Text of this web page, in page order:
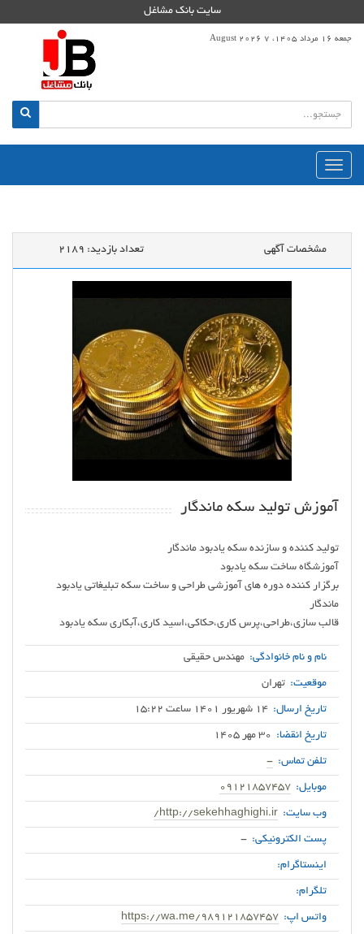
سایت بانک مشاغل
جمعه 16 مرداد 1405، 7 August 2026
منوی
اصلی
مشخصات آگهی تعداد بازدید:
آموزش تولید سکه ماندگار
برگزار کننده دوره های آموزشی طراحی و ساخت سکه تبلیغاتی یادبود
قالب سازی،طراحی،پرس کاری،حکاکی،اسید کاری،آبکاری سکه یادبود
نام و نام خانوادگی: مهندس حقیقی
موقعیت: تهران
تاریخ ارسال: 14 شهریور 1401 ساعت 15:22
تاریخ انقضا: 30 مهر 1405
تلفن تماس: -
موبایل: 09121857457
وب سایت: http://sekehhaghighi.ir/
پست الکترونیکی: -
اینستاگرام:
تلگرام:
واتس اپ: https://wa.me/989121857457